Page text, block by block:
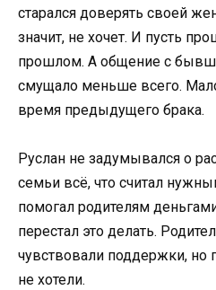
старался доверять своей
значит, не хочет. И пусть
прошлом. А общение с
смущало меньше всего.
время предыдущего брака.
Руслан не задумывался о
семьи всё, что считал
помогал родителям
перестал это делать.
чувствовали поддержки, но
не хотели.